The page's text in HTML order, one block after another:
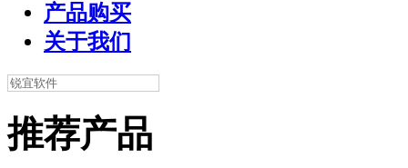
产品购买
关于我们
推荐产品